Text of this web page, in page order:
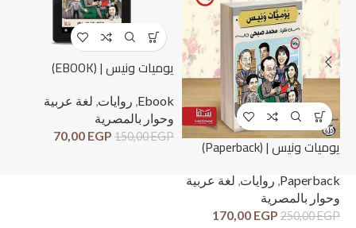
يوميات ونيس | (Paperback)
Paperback
, روايات, لغة عربية
وحوار بالمصرية
250,00EGP
170,00 EGP
يوميات ونيس | (EBOOK)
Ebook
, روايات, لغة عربية
وحوار بالمصرية
150,00EGP
70,00 EGP